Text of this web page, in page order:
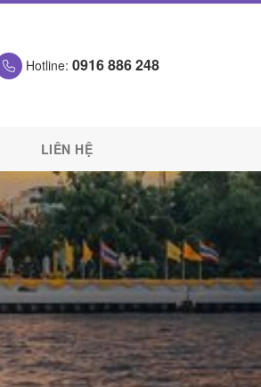
Hotline: 0916 886 248
LIÊN HỆ